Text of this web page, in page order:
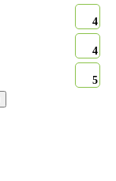
4
4
5